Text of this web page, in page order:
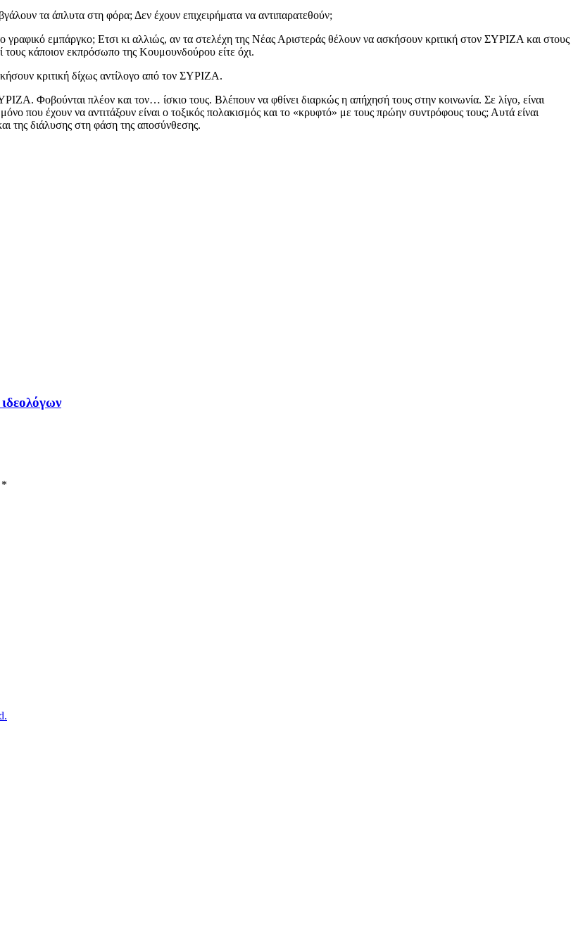
τα άπλυτα στη φόρα; Δεν έχουν επιχειρήματα να αντιπαρατεθούν;
γραφικό εμπάργκο; Ετσι κι αλλιώς, αν τα στελέχη της Νέας Αριστεράς θέλουν να ασκήσουν κριτική στον ΣΥΡΙΖΑ και στους
κάποιον εκπρόσωπο της Κουμουνδούρου είτε όχι.
κριτική δίχως αντίλογο από τον ΣΥΡΙΖΑ.
Φοβούνται πλέον και τον… ίσκιο τους. Βλέπουν να φθίνει διαρκώς η απήχησή τους στην κοινωνία. Σε λίγο, είναι
που έχουν να αντιτάξουν είναι ο τοξικός πολακισμός και το «κρυφτό» με τους πρώην συντρόφους τους; Αυτά είναι
της διάλυσης στη φάση της αποσύνθεσης.
*